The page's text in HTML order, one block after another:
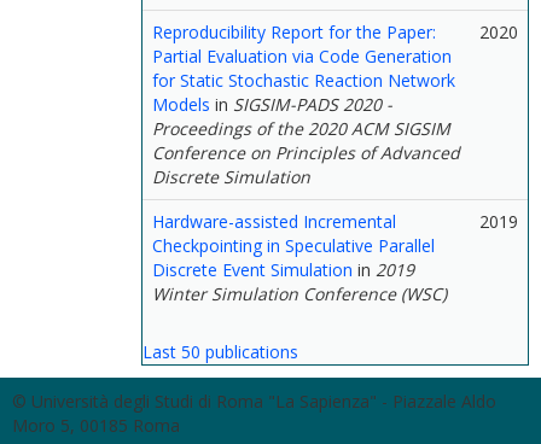
Reproducibility Report for the Paper:
Partial Evaluation via Code Generation
for Static Stochastic Reaction Network
Models in SIGSIM-PADS 2020 -
Proceedings of the 2020 ACM SIGSIM
Conference on Principles of Advanced
Discrete Simulation
2020
Hardware-assisted Incremental
Checkpointing in Speculative Parallel
Discrete Event Simulation in 2019
Winter Simulation Conference (WSC)
2019
Last 50 publications
© Università degli Studi di Roma "La Sapienza" - Piazzale Aldo
Moro 5, 00185 Roma